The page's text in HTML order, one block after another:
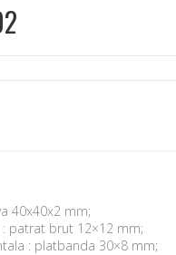
40x40x2 mm;
patrat brut 12×12 mm;
: platbanda 30×8 mm;